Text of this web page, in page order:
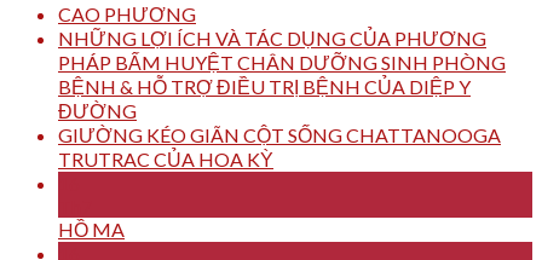
CAO PHƯƠNG
NHỮNG LỢI ÍCH VÀ TÁC DỤNG CỦA PHƯƠNG
PHÁP BẤM HUYỆT CHÂN DƯỠNG SINH PHÒNG
BỆNH & HỖ TRỢ ĐIỀU TRỊ BỆNH CỦA DIỆP Y
ĐƯỜNG
GIƯỜNG KÉO GIÃN CỘT SỐNG CHATTANOOGA
TRUTRAC CỦA HOA KỲ
HỒ MA